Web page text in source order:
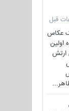
یک عکاس
اولین
ارتش